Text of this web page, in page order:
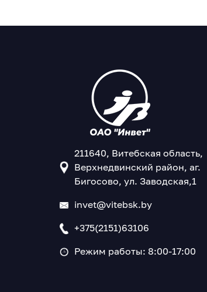
211640, Витебская область,
Верхнедвинский район, аг.
Бигосово, ул. Заводская,1
invet@vitebsk.by
+375(2151)63106
Режим работы: 8:00-17:00